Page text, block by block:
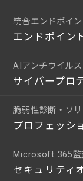
統合エンドポイ
エンドポイン
AIアンチウイルス
サイバープロ
脆弱性診断・ソ
プロフェッシ
Microsoft 365監
セキュリティ